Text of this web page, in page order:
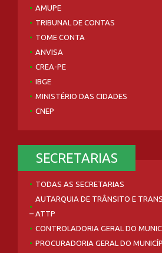
AMUPE
TRIBUNAL DE CONTAS
TOME CONTA
ANVISA
CREA-PE
IBGE
MINISTÉRIO DAS CIDADES
CNEP
SECRETARIAS
TODAS AS SECRETARIAS
AUTARQUIA DE TRÂNSITO E
– ATTP
CONTROLADORIA GERAL DO
PROCURADORIA GERAL DO